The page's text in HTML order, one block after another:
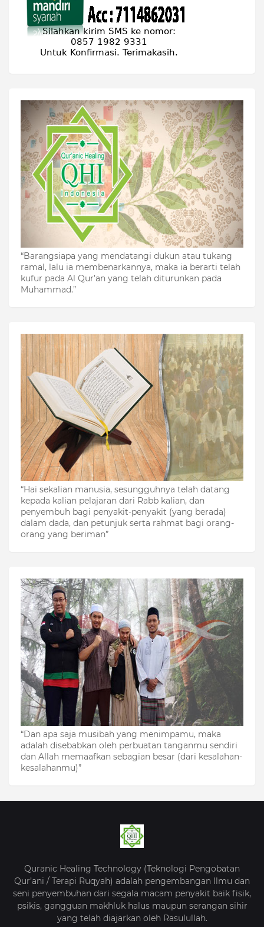
“Barangsiapa yang mendatangi dukun atau tukang
ramal, lalu ia membenarkannya, maka ia berarti telah
kufur pada Al Qur’an yang telah diturunkan pada
Muhammad.”
“Hai sekalian manusia, sesungguhnya telah datang
kepada kalian pelajaran dari Rabb kalian, dan
penyembuh bagi penyakit-penyakit (yang berada)
dalam dada, dan petunjuk serta rahmat bagi orang-
orang yang beriman”
“Dan apa saja musibah yang menimpamu, maka
adalah disebabkan oleh perbuatan tanganmu sendiri
dan Allah memaafkan sebagian besar (dari kesalahan-
kesalahanmu)”
Quranic Healing Technology (Teknologi Pengobatan
Qur’ani / Terapi Ruqyah) adalah pengembangan Ilmu dan
seni penyembuhan dari segala macam penyakit baik fisik,
psikis, gangguan makhluk halus maupun serangan sihir
yang telah diajarkan oleh Rasulullah.